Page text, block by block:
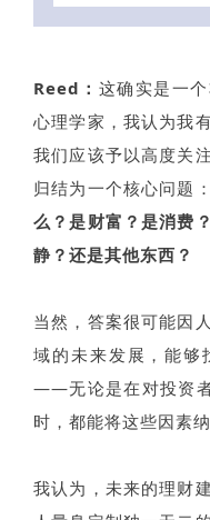
Reed： 这确实是一
心理学家，我认为我
我们应该予以高度关
归结为一个核心问题：
么？是财富？是消费
静？还是其他东西？
当然，答案很可能因
域的未来发展，能够
——无论是在对投资者
时，都能将这些因素纳
我认为，未来的理财